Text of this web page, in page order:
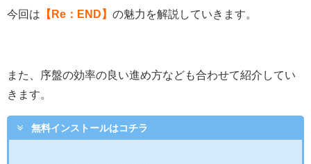
今回は 【Re：END】 の魅力を解説していきます。
また、序盤の効率の良い進め方なども合わせて紹介してい
きます。
無料インストールはコチラ